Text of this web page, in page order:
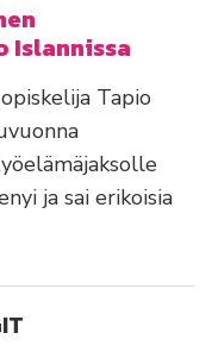
Islannissa
Tapio
ja sai erikoisia